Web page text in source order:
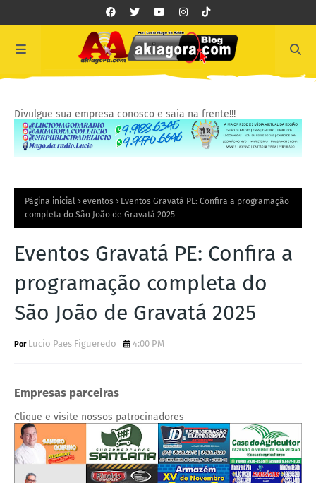
Divulgue sua empresa conosco e saia na frente!!!
Página inicial eventos
Eventos Gravatá PE: Confira a programação
completa do São João de Gravatá 2025
Eventos Gravatá PE: Confira a
programação completa do
São João de Gravatá 2025
Lucio Paes Figueredo 4:00 PM
Empresas parceiras
Clique e visite nossos patrocinadores